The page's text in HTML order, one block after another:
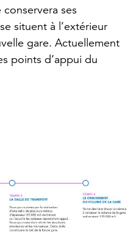
ses
situent à l’extérieur
gare. Actuellement
points d’appui du